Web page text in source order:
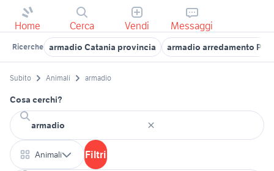
Home Cerca Vendi Messaggi
Ricerche armadio Catania provincia armadio arredamento
Subito Animali armadio
Cosa cerchi?
Animali Filtri